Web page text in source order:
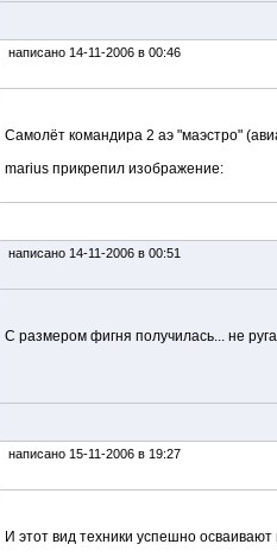
написано 14-11-2006 в 00:46
Самолёт командира 2 аэ "маэстро"
marius прикрепил изображение:
написано 14-11-2006 в 00:51
С размером фигня получилась... не
написано 15-11-2006 в 19:27
И этот вид техники успешно